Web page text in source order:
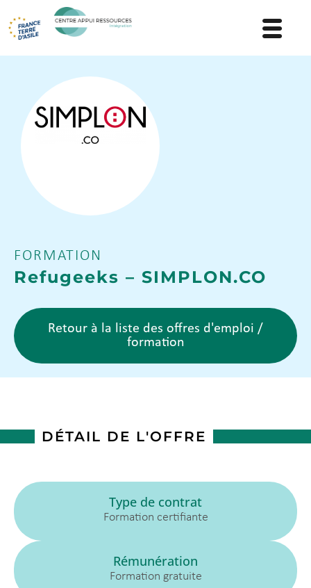
FORMATION
Refugeeks – SIMPLON.CO
Retour à la liste des offres d'emploi /
formation
DÉTAIL DE L'OFFRE
Type de contrat
Formation certifiante
Rémunération
Formation gratuite